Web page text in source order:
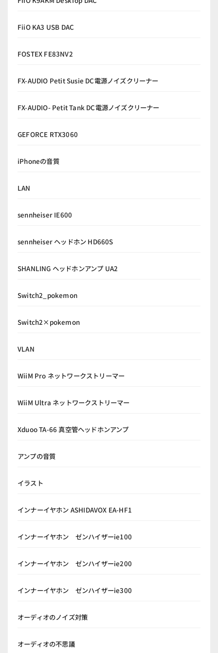
FiiO KA3 USB DAC
FOSTEX FE83NV2
FX-AUDIO Petit Susie DC電源ノイズクリーナー
FX-AUDIO- Petit Tank DC電源ノイズクリーナー
GEFORCE RTX3060
iPhoneの音質
LAN
sennheiser IE600
sennheiser ヘッドホン HD660S
SHANLING ヘッドホンアンプ UA2
Switch2_pokemon
Switch2×pokemon
VLAN
WiiM Pro ネットワークストリーマー
WiiM Ultra ネットワークストリーマー
Xduoo TA-66 真空管ヘッドホンアンプ
アンプの音質
イラスト
インナーイヤホン ASHIDAVOX EA-HF1
インナーイヤホン ゼンハイザーie100
インナーイヤホン ゼンハイザーie200
インナーイヤホン ゼンハイザーie300
オーディオのノイズ対策
オーディオの不思議